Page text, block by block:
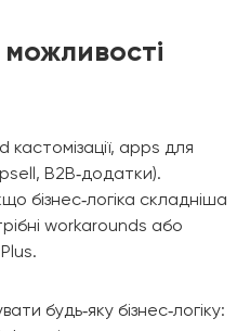
можливості
apps для
B2B‑додатки).
бізнес‑логіка складніша
workarounds або
будь‑яку бізнес‑логіку: